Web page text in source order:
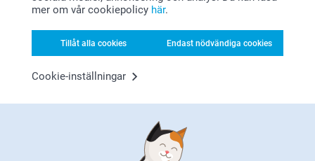
mer om vår cookiepolicy här.
Tillåt alla cookies Endast nödvändiga cookies
Cookie-inställningar
Letar du efter inspiration?